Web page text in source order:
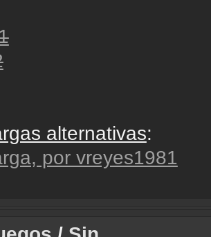
alternativas:
por vreyes1981